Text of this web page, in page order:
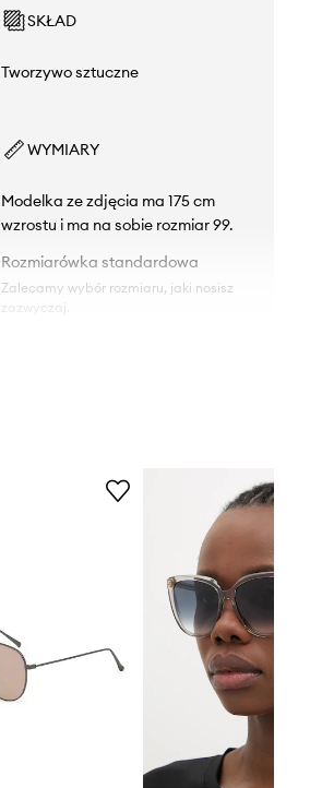
SKŁAD
Tworzywo sztuczne
WYMIARY
Modelka ze zdjęcia ma 175 cm
wzrostu i ma na sobie rozmiar 99.
Rozmiarówka standardowa
Zalecamy wybór rozmiaru, jaki nosisz
zazwyczaj.
Kategoria filtra: Kat. 3
nie